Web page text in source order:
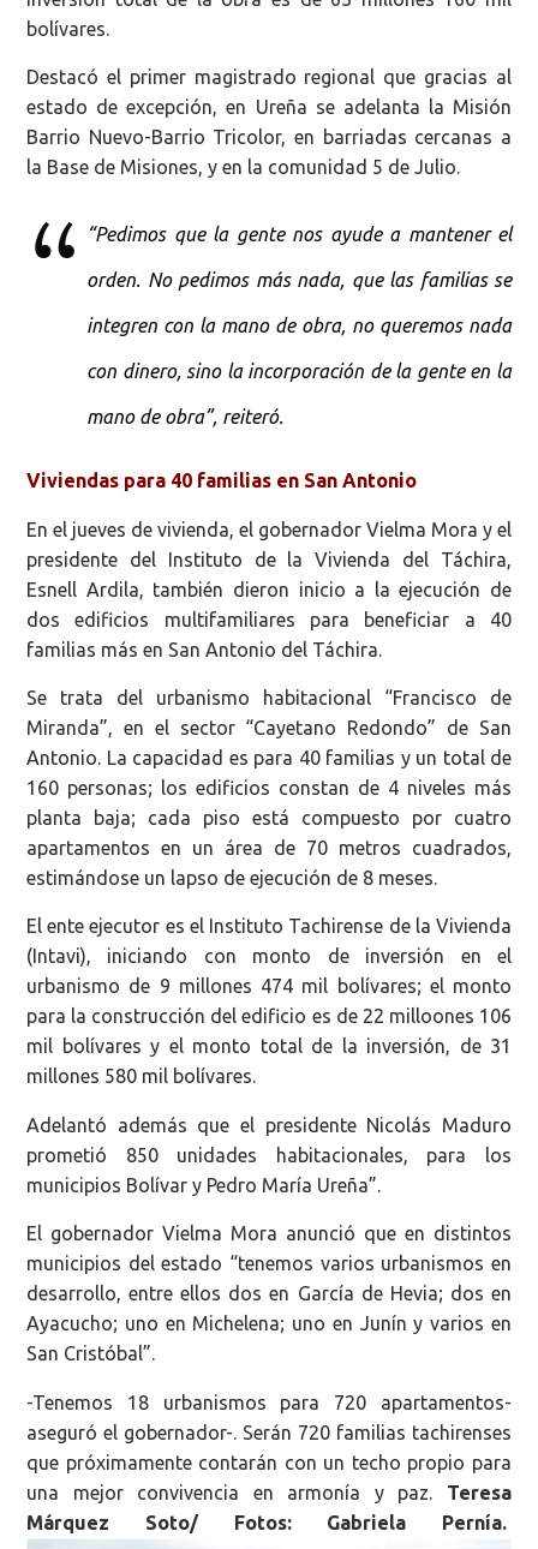
bolívares.
Destacó el primer magistrado regional que gracias al
estado de excepción, en Ureña se adelanta la Misión
Barrio Nuevo-Barrio Tricolor, en barriadas cercanas a
la Base de Misiones, y en la comunidad 5 de Julio.
“Pedimos que la gente nos ayude a mantener el
orden. No pedimos más nada, que las familias se
integren con la mano de obra, no queremos nada
con dinero, sino la incorporación de la gente en la
mano de obra”, reiteró.
Viviendas para 40 familias en San Antonio
En el jueves de vivienda, el gobernador Vielma Mora y el
presidente del Instituto de la Vivienda del Táchira,
Esnell Ardila, también dieron inicio a la ejecución de
dos edificios multifamiliares para beneficiar a 40
familias más en San Antonio del Táchira.
Se trata del urbanismo habitacional “Francisco de
Miranda”, en el sector “Cayetano Redondo” de San
Antonio. La capacidad es para 40 familias y un total de
160 personas; los edificios constan de 4 niveles más
planta baja; cada piso está compuesto por cuatro
apartamentos en un área de 70 metros cuadrados,
estimándose un lapso de ejecución de 8 meses.
El ente ejecutor es el Instituto Tachirense de la Vivienda
(Intavi), iniciando con monto de inversión en el
urbanismo de 9 millones 474 mil bolívares; el monto
para la construcción del edificio es de 22 milloones 106
mil bolívares y el monto total de la inversión, de 31
millones 580 mil bolívares.
Adelantó además que el presidente Nicolás Maduro
prometió 850 unidades habitacionales, para los
municipios Bolívar y Pedro María Ureña”.
El gobernador Vielma Mora anunció que en distintos
municipios del estado “tenemos varios urbanismos en
desarrollo, entre ellos dos en García de Hevia; dos en
Ayacucho; uno en Michelena; uno en Junín y varios en
San Cristóbal”.
-Tenemos 18 urbanismos para 720 apartamentos-
aseguró el gobernador-. Serán 720 familias tachirenses
que próximamente contarán con un techo propio para
una mejor convivencia en armonía y paz. Teresa
Márquez Soto/ Fotos: Gabriela Pernía.